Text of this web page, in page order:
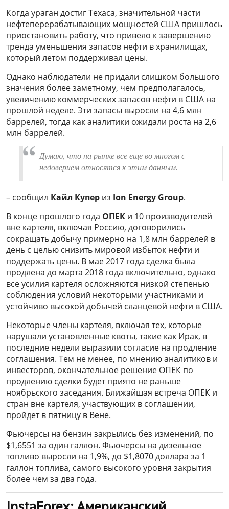
Когда ураган достиг Техаса, значительной части
нефтеперерабатывающих мощностей США пришлось
приостановить работу, что привело к завершению
тренда уменьшения запасов нефти в хранилищах,
который летом поддерживал цены.
Однако наблюдатели не придали слишком большого
значения более заметному, чем предполагалось,
увеличению коммерческих запасов нефти в США на
прошлой неделе. Эти запасы выросли на 4,6 млн
баррелей, тогда как аналитики ожидали роста на 2,6
млн баррелей.
Думаю, что на рынке все еще во многом с
недоверием относятся к этим данным.
– сообщил Кайл Купер из Ion Energy Group.
В конце прошлого года ОПЕК и 10 производителей
вне картеля, включая Россию, договорились
сокращать добычу примерно на 1,8 млн баррелей в
день с целью снизить мировой избыток нефти и
поддержать цены. В мае 2017 года сделка была
продлена до марта 2018 года включительно, однако
все усилия картеля осложняются низкой степенью
соблюдения условий некоторыми участниками и
устойчиво высокой добычей сланцевой нефти в США.
Некоторые члены картеля, включая тех, которые
нарушали установленные квоты, такие как Ирак, в
последние недели выразили согласие на продление
соглашения. Тем не менее, по мнению аналитиков и
инвесторов, окончательное решение ОПЕК по
продлению сделки будет приято не раньше
ноябрьского заседания. Ближайшая встреча ОПЕК и
стран вне картеля, участвующих в соглашении,
пройдет в пятницу в Вене.
Фьючерсы на бензин закрылись без изменений, по
$1,6551 за один галлон. Фьючерсы на дизельное
топливо выросли на 1,9%, до $1,8070 доллара за 1
галлон топлива, самого высокого уровня закрытия
более чем за два года.